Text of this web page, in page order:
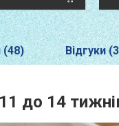
(48) Відгуки
до 14